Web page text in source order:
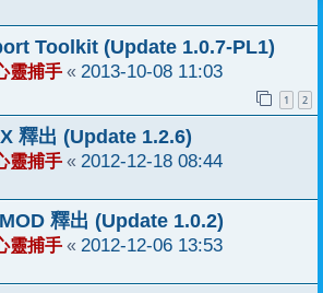
Toolkit (Update 1.0.7-PL1)
靈捕手 « 2013-10-08 11:03
1 2
釋出 (Update 1.2.6)
靈捕手 « 2012-12-18 08:44
釋出 (Update 1.0.2)
靈捕手 « 2012-12-06 13:53